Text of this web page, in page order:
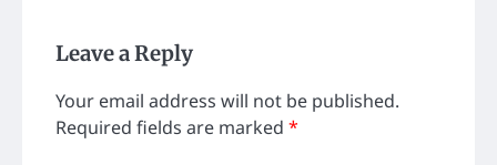
Leave a Reply
Your email address will not be published.
Required fields are marked *